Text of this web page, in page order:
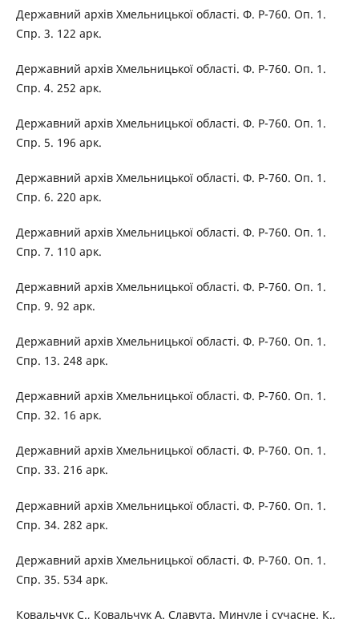
Державний архів Хмельницької області. Ф. Р-760. Оп. 1.
Спр. 3. 122 арк.
Державний архів Хмельницької області. Ф. Р-760. Оп. 1.
Спр. 4. 252 арк.
Державний архів Хмельницької області. Ф. Р-760. Оп. 1.
Спр. 5. 196 арк.
Державний архів Хмельницької області. Ф. Р-760. Оп. 1.
Спр. 6. 220 арк.
Державний архів Хмельницької області. Ф. Р-760. Оп. 1.
Спр. 7. 110 арк.
Державний архів Хмельницької області. Ф. Р-760. Оп. 1.
Спр. 9. 92 арк.
Державний архів Хмельницької області. Ф. Р-760. Оп. 1.
Спр. 13. 248 арк.
Державний архів Хмельницької області. Ф. Р-760. Оп. 1.
Спр. 32. 16 арк.
Державний архів Хмельницької області. Ф. Р-760. Оп. 1.
Спр. 33. 216 арк.
Державний архів Хмельницької області. Ф. Р-760. Оп. 1.
Спр. 34. 282 арк.
Державний архів Хмельницької області. Ф. Р-760. Оп. 1.
Спр. 35. 534 арк.
Ковальчук С., Ковальчук А. Славута. Минуле і сучасне. К.,